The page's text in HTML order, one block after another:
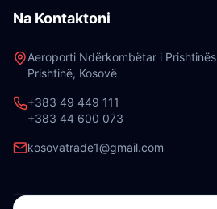
Na Kontaktoni
Aeroporti Ndërkombëtar i
Prishtinë, Kosovë
+383 49 449 111
+383 44 600 073
kosovatrade1@gmail.com